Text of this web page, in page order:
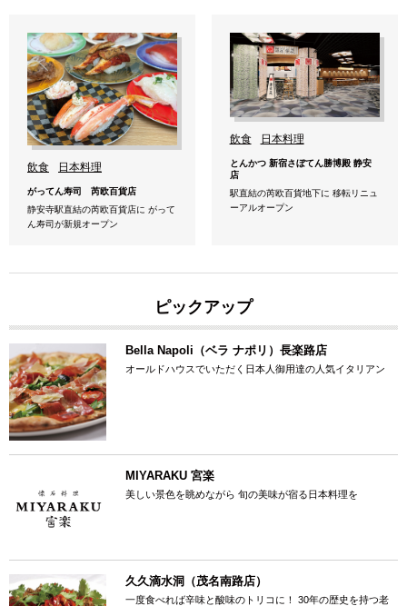
飲食 日本料理
がってん寿司 芮欧百貨店
静安寺駅直結の芮欧百貨店に がって
ん寿司が新規オープン
飲食 日本料理
とんかつ 新宿さぼてん勝博殿 静安
店
駅直結の芮欧百貨地下に 移転リニュ
ーアルオープン
ピックアップ
Bella Napoli（ベラ ナポリ）長楽路店
オールドハウスでいただく日本人御用達の人気イタリアン
MIYARAKU 宮楽
美しい景色を眺めながら 旬の美味が宿る日本料理を
久久滴水洞（茂名南路店）
一度食べれば辛味と酸味のトリコに！ 30年の歴史を持つ老